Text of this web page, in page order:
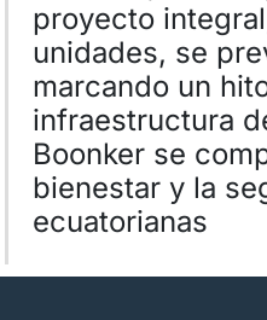
proyecto
unidades, se
marcando un
infraestructura
Boonker se
bienestar y la
ecuatorianas